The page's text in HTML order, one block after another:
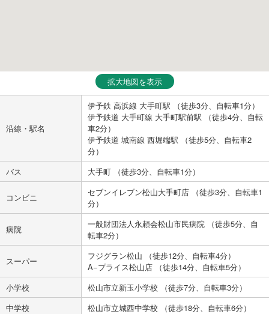
拡大地図を表示
沿線・駅名
伊予鉄 高浜線 大手町駅 （徒歩3分、自転車1分）
伊予鉄道 大手町線 大手町駅前駅 （徒歩4分、自転
車2分）
伊予鉄道 城南線 西堀端駅 （徒歩5分、自転車2
分）
バス
大手町 （徒歩3分、自転車1分）
コンビニ
セブンイレブン松山大手町店 （徒歩3分、自転車1
分）
病院
一般財団法人永頼会松山市民病院 （徒歩5分、自
転車2分）
スーパー
フジグラン松山 （徒歩12分、自転車4分）
A−プライス松山店 （徒歩14分、自転車5分）
小学校
松山市立新玉小学校 （徒歩7分、自転車3分）
中学校
松山市立城西中学校 （徒歩18分、自転車6分）